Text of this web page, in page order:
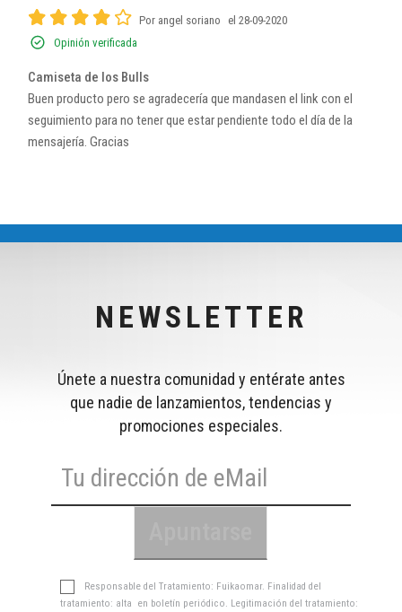
Por angel soriano el 28-09-2020
Opinión verificada
Camiseta de los Bulls
Buen producto pero se agradecería que mandasen el link con el
seguimiento para no tener que estar pendiente todo el día de la
mensajería. Gracias
NEWSLETTER
Únete a nuestra comunidad y entérate antes
que nadie de lanzamientos, tendencias y
promociones especiales.
Responsable del Tratamiento: Fuikaomar. Finalidad del
tratamiento: alta en boletín periódico. Legitimación del tratamiento: